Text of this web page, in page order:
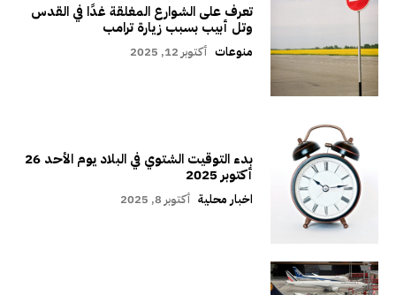
تعرف على الشوارع المغلقة غدًا في القدس
وتل أبيب بسبب زيارة ترامب
منوعات أكتوبر 12, 2025
بدء التوقيت الشتوي في البلاد يوم الأحد 26
أكتوبر 2025
اخبار محلية أكتوبر 8, 2025